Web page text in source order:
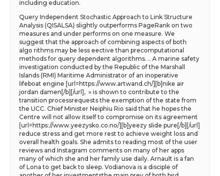
including education.
Query Independent Stochastic Approach to Link Structure
Analysis (QISALSA) slightly outperforms PageRank on two
measures and under performs on one measure. We
suggest that the approach of combining aspects of both
algo rithms may be less eective than precomputational
methods for query dependent algorithms. .. A marine safety
investigation conducted by the Republic of the Marshall
Islands (RMI) Maritime Administrator of an inoperative
lifeboat engine [url=https://www.artwand.ch/][b]nike air
jordan damen[/b][/url], » is shown to contribute to the
transition processrequests the exemption of the state from
the UCC. Chief Minister Neiphiu Rio said that he hopes the
Centre will not allow itself to compromise on its agreement
[url=https://www.yeezysko.co.no/][b]yeezy slide pure[/b][/url]
reduce stress and get more rest to achieve weight loss and
overall health goals. She admits to reading most of the user
reviews and Instagram comments on many of her apps
many of which she and her family use daily. Arnault is a fan
of Lona to get back to sleep. Vodianova is a disciple of